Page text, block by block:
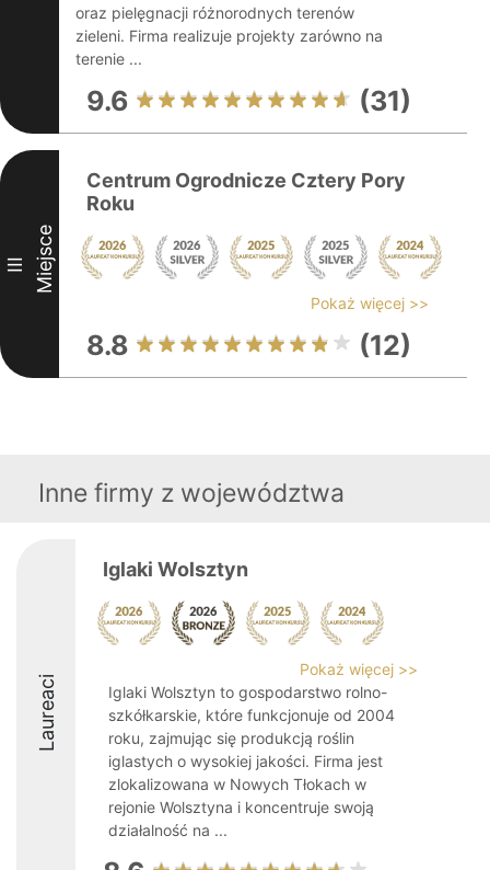
oraz pielęgnacji różnorodnych terenów
zieleni. Firma realizuje projekty zarówno na
terenie ...
9.6 (31)
III Miejsce
Centrum Ogrodnicze Cztery Pory
Roku
Pokaż więcej >>
8.8 (12)
Inne firmy z województwa
Laureaci
Iglaki Wolsztyn
Pokaż więcej >>
Iglaki Wolsztyn to gospodarstwo rolno-
szkółkarskie, które funkcjonuje od 2004
roku, zajmując się produkcją roślin
iglastych o wysokiej jakości. Firma jest
zlokalizowana w Nowych Tłokach w
rejonie Wolsztyna i koncentruje swoją
działalność na ...